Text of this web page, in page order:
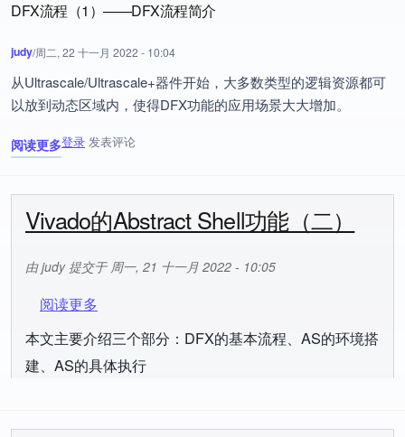
DFX流程（1）——DFX流程简介
judy/周二, 22 十一月 2022 - 10:04
从Ultrascale/Ultrascale+器件开始，大多数类型的逻辑资源都可
以放到动态区域内，使得DFX功能的应用场景大大增加。
阅读更多
关于 DFX流程（1）——DFX流程简介
登录 发表评论
Vivado的Abstract Shell功能（二）
由judy提交于 周一, 21 十一月 2022 - 10:05
阅读更多
本文主要介绍三个部分：DFX的基本流程、AS的环境搭
建、AS的具体执行